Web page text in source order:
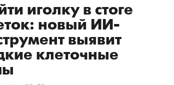
иголку в стоге
новый ИИ-
выявит
клеточные